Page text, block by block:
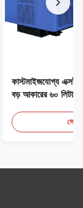
কাস্টমাইজযোগ্য
বড় আকারের ৬০ লিটার
সেরা